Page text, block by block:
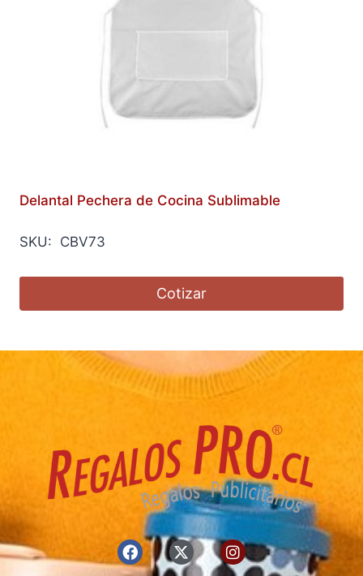
Delantal Pechera de Cocina Sublimable
SKU: CBV73
Cotizar